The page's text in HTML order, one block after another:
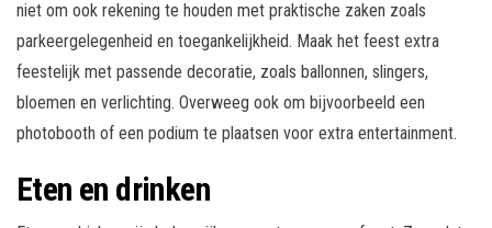
niet om ook rekening te houden met praktische zaken zoals
parkeergelegenheid en toegankelijkheid. Maak het feest extra
feestelijk met passende decoratie, zoals ballonnen, slingers,
bloemen en verlichting. Overweeg ook om bijvoorbeeld een
photobooth of een podium te plaatsen voor extra entertainment.
Eten en drinken